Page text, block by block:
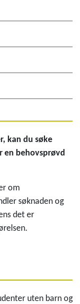
kan du søke
en behovsprøvd
om
søknaden og
det er
uten barn og